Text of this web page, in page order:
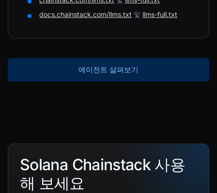
docs.chainstack.com/llms.txt 및 llms-full.txt
에이전트 살펴보기
Solana Chainstack 사용
해 보세요